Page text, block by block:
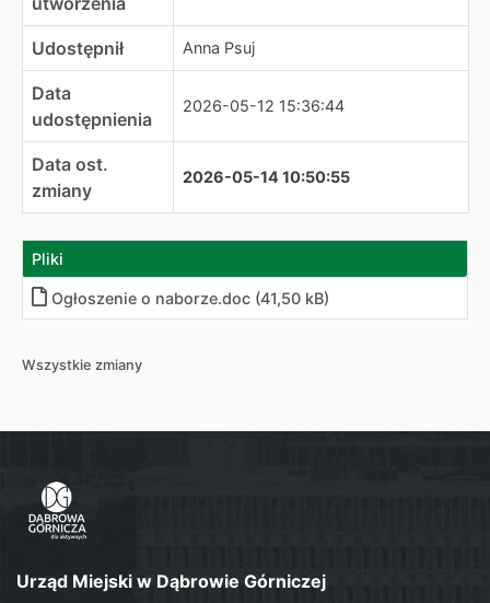
Udostępnił Anna Psuj
Data
udostępnienia
2026-05-12 15:36:44
Data ost.
zmiany
2026-05-14 10:50:55
Pliki
Ogłoszenie o naborze.doc (41,50 kB)
Wszystkie zmiany
Urząd Miejski w Dąbrowie Górniczej